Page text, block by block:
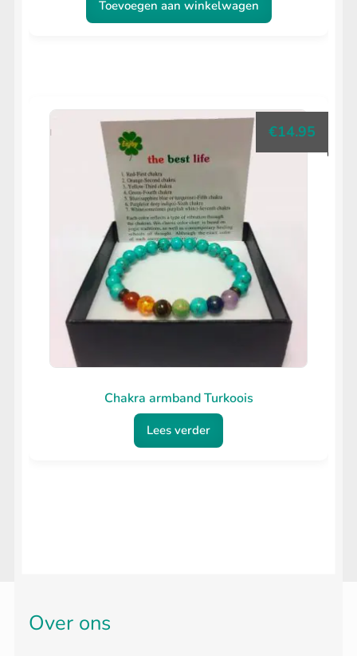
Toevoegen aan winkelwagen
Chakra armband Turkoois
€14.95
Lees verder
Over ons